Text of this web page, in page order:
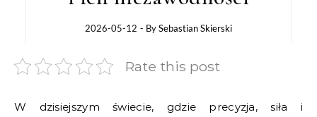
2026-05-12 - BySebastian Skierski
Rate this post
W dzisiejszym świecie, gdzie precyzja, siła i